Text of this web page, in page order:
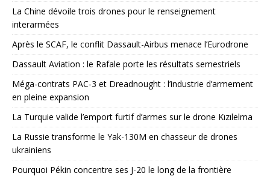
La Chine dévoile trois drones pour le renseignement
interarmées
Après le SCAF, le conflit Dassault-Airbus menace l’Eurodrone
Dassault Aviation : le Rafale porte les résultats semestriels
Méga-contrats PAC-3 et Dreadnought : l’industrie d’armement
en pleine expansion
La Turquie valide l’emport furtif d’armes sur le drone Kızılelma
La Russie transforme le Yak-130M en chasseur de drones
ukrainiens
Pourquoi Pékin concentre ses J-20 le long de la frontière